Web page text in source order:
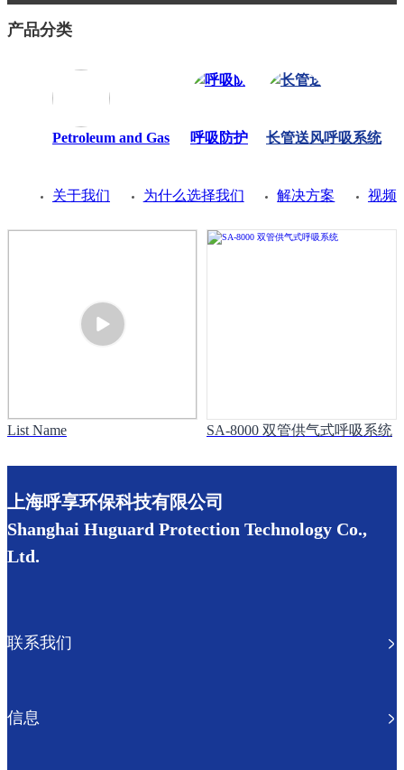
产品分类
Petroleum and Gas 呼吸防护 长管送风呼吸系统
关于我们 为什么选择我们 解决方案 视频
List Name SA-8000 双管供气式呼吸系统
上海呼享环保科技有限公司
Shanghai Huguard Protection Technology Co.,
Ltd.
联系我们
信息